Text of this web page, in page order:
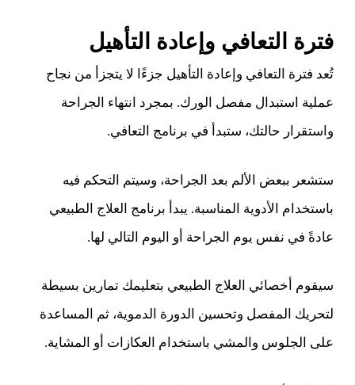
فترة التعافي وإعادة التأهيل
تُعد فترة التعافي وإعادة التأهيل جزءًا لا يتجزأ من نجاح
عملية استبدال مفصل الورك. بمجرد انتهاء الجراحة
واستقرار حالتك، ستبدأ في برنامج التعافي.
ستشعر ببعض الألم بعد الجراحة، وسيتم التحكم فيه
باستخدام الأدوية المناسبة. يبدأ برنامج العلاج الطبيعي
عادةً في نفس يوم الجراحة أو اليوم التالي لها.
سيقوم أخصائي العلاج الطبيعي بتعليمك تمارين بسيطة
لتحريك المفصل وتحسين الدورة الدموية، ثم المساعدة
على الجلوس والمشي باستخدام العكازات أو المشاية.